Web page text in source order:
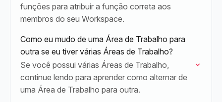
funções para atribuir a função correta aos
membros do seu Workspace.
Como eu mudo de uma Área de Trabalho para
outra se eu tiver várias Áreas de Trabalho?
Se você possui várias Áreas de Trabalho,
continue lendo para aprender como alternar de
uma Área de Trabalho para outra.